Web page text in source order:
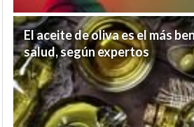
El aceite de oliva es el más
salud, según expertos